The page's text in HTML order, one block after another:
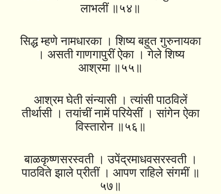
लाभलीं ॥५४॥
सिद्ध म्हणे नामधारका । शिष्य बहुत गुरुनायका
। असती गाणगापुरीं ऐका । गेले शिष्य
आश्रमा ॥५५॥
आश्रम घेती संन्यासी । त्यांसी पाठविलें
तीर्थासी । तयांचीं नामें परियेसीं । सांगेन ऐका
विस्तारोन ॥५६॥
बाळकृष्णसरस्वती । उपेंद्रमाधवसरस्वती ।
पाठविते झाले प्रीतीं । आपण राहिले संगमीं ॥
५७॥